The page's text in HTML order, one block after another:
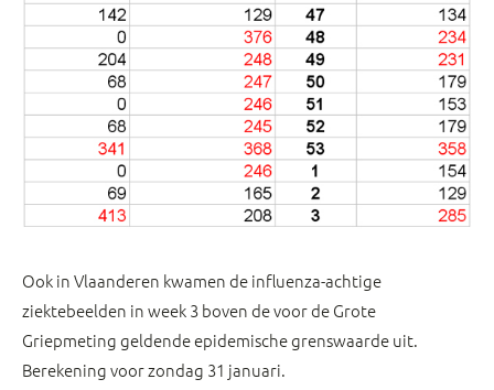
Ook in Vlaanderen kwamen de influenza-achtige
ziektebeelden in week 3 boven de voor de Grote
Griepmeting geldende epidemische grenswaarde uit.
Berekening voor zondag 31 januari.